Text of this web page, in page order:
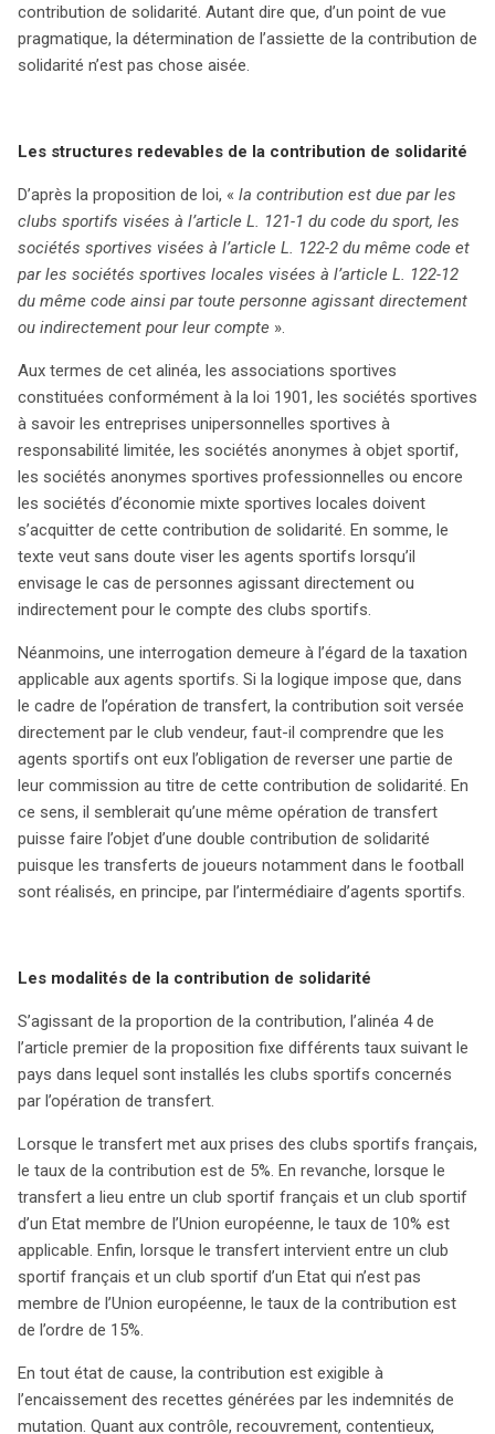
contribution de solidarité. Autant dire que, d’un point de vue
pragmatique, la détermination de l’assiette de la contribution de
solidarité n’est pas chose aisée.
Les structures redevables de la contribution de solidarité
D’après la proposition de loi, « la contribution est due par les
clubs sportifs visées à l’article L. 121-1 du code du sport, les
sociétés sportives visées à l’article L. 122-2 du même code et
par les sociétés sportives locales visées à l’article L. 122-12
du même code ainsi par toute personne agissant directement
ou indirectement pour leur compte ».
Aux termes de cet alinéa, les associations sportives
constituées conformément à la loi 1901, les sociétés sportives
à savoir les entreprises unipersonnelles sportives à
responsabilité limitée, les sociétés anonymes à objet sportif,
les sociétés anonymes sportives professionnelles ou encore
les sociétés d’économie mixte sportives locales doivent
s’acquitter de cette contribution de solidarité. En somme, le
texte veut sans doute viser les agents sportifs lorsqu’il
envisage le cas de personnes agissant directement ou
indirectement pour le compte des clubs sportifs.
Néanmoins, une interrogation demeure à l’égard de la taxation
applicable aux agents sportifs. Si la logique impose que, dans
le cadre de l’opération de transfert, la contribution soit versée
directement par le club vendeur, faut-il comprendre que les
agents sportifs ont eux l’obligation de reverser une partie de
leur commission au titre de cette contribution de solidarité. En
ce sens, il semblerait qu’une même opération de transfert
puisse faire l’objet d’une double contribution de solidarité
puisque les transferts de joueurs notamment dans le football
sont réalisés, en principe, par l’intermédiaire d’agents sportifs.
Les modalités de la contribution de solidarité
S’agissant de la proportion de la contribution, l’alinéa 4 de
l’article premier de la proposition fixe différents taux suivant le
pays dans lequel sont installés les clubs sportifs concernés
par l’opération de transfert.
Lorsque le transfert met aux prises des clubs sportifs français,
le taux de la contribution est de 5%. En revanche, lorsque le
transfert a lieu entre un club sportif français et un club sportif
d’un Etat membre de l’Union européenne, le taux de 10% est
applicable. Enfin, lorsque le transfert intervient entre un club
sportif français et un club sportif d’un Etat qui n’est pas
membre de l’Union européenne, le taux de la contribution est
de l’ordre de 15%.
En tout état de cause, la contribution est exigible à
l’encaissement des recettes générées par les indemnités de
mutation. Quant aux contrôle, recouvrement, contentieux,